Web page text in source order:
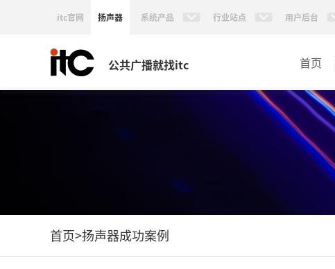
itc官网 扬声器 系统产品 行业站点 用户后台
公共广播就找itc 首页
首页>扬声器成功案例